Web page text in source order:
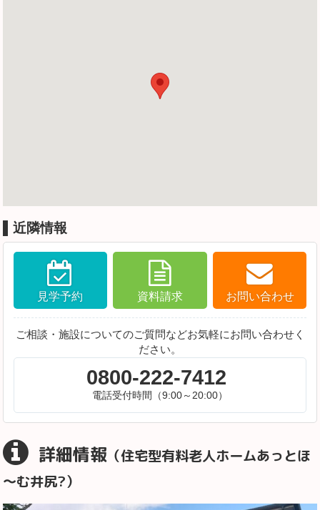
近隣情報
見学予約 資料請求 お問い合わせ
ご相談・施設についてのご質問などお気軽にお問い合わせく
ださい。
0800-222-7412
電話受付時間（9:00～20:00）
詳細情報 （住宅型有料老人ホームあっとほ
～む井尻?）